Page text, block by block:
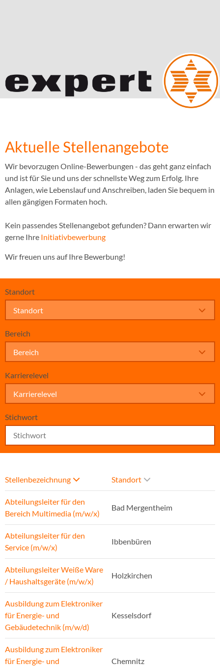
Aktuelle Stellenangebote
Wir bevorzugen Online-Bewerbungen - das geht ganz einfach
und ist für Sie und uns der schnellste Weg zum Erfolg. Ihre
Anlagen, wie Lebenslauf und Anschreiben, laden Sie bequem in
allen gängigen Formaten hoch.
Kein passendes Stellenangebot gefunden? Dann erwarten wir
gerne Ihre Initiativbewerbung
Wir freuen uns auf Ihre Bewerbung!
Standort
Standort
Bereich
Bereich
Karrierelevel
Karrierelevel
Stichwort
Stellenbezeichnung Standort
Abteilungsleiter für den
Bereich Multimedia (m/w/x)
Bad Mergentheim
Abteilungsleiter für den
Service (m/w/x)
Ibbenbüren
Abteilungsleiter Weiße Ware
/ Haushaltsgeräte (m/w/x)
Holzkirchen
Ausbildung zum Elektroniker
für Energie- und
Gebäudetechnik (m/w/d)
Kesselsdorf
Ausbildung zum Elektroniker
für Energie- und
Chemnitz